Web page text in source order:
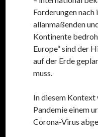
Forderungen
allanmaßenden
Kontinente
Europe“ sind der
auf der Erde
muss.
In diesem Kontext
Pandemie einem
Corona-Virus